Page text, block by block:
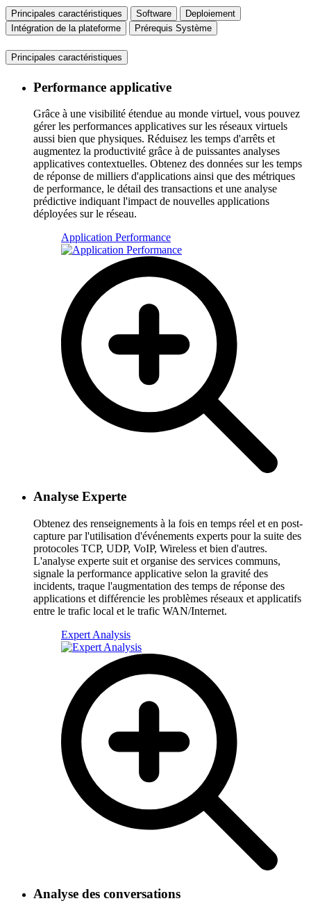
Principales caractéristiques Software
Deploiement
Intégration de la plateforme
Prérequis Système
Principales caractéristiques
Performance applicative
Grâce à une visibilité étendue au monde virtuel, vous pouvez
gérer les performances applicatives sur les réseaux virtuels
aussi bien que physiques. Réduisez les temps d'arrêts et
augmentez la productivité grâce à de puissantes analyses
applicatives contextuelles. Obtenez des données sur les temps
de réponse de milliers d'applications ainsi que des métriques
de performance, le détail des transactions et une analyse
prédictive indiquant l'impact de nouvelles applications
déployées sur le réseau.
Application Performance
Analyse Experte
Obtenez des renseignements à la fois en temps réel et en post-
capture par l'utilisation d'événements experts pour la suite des
protocoles TCP, UDP, VoIP, Wireless et bien d'autres.
L'analyse experte suit et organise des services communs,
signale la performance applicative selon la gravité des
incidents, traque l'augmentation des temps de réponse des
applications et différencie les problèmes réseaux et applicatifs
entre le trafic local et le trafic WAN/Internet.
Expert Analysis
Analyse des conversations